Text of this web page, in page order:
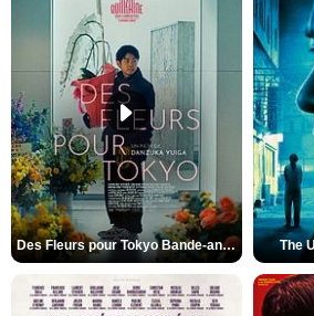
Des Fleurs pour Tokyo Bande-annonce VO STFR The